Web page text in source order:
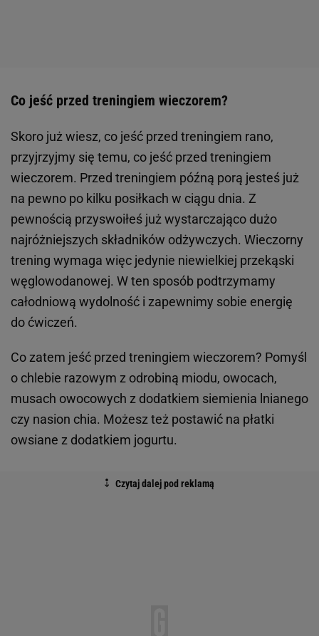
Co jeść przed treningiem wieczorem?
Skoro już wiesz, co jeść przed treningiem rano,
przyjrzyjmy się temu, co jeść przed treningiem
wieczorem. Przed treningiem późną porą jesteś już
na pewno po kilku posiłkach w ciągu dnia. Z
pewnością przyswoiłeś już wystarczająco dużo
najróżniejszych składników odżywczych. Wieczorny
trening wymaga więc jedynie niewielkiej przekąski
węglowodanowej. W ten sposób podtrzymamy
całodniową wydolność i zapewnimy sobie energię
do ćwiczeń.
Co zatem jeść przed treningiem wieczorem? Pomyśl
o chlebie razowym z odrobiną miodu, owocach,
musach owocowych z dodatkiem siemienia lnianego
czy nasion chia. Możesz też postawić na płatki
owsiane z dodatkiem jogurtu.